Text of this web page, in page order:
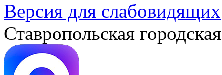
Версия для слабовидящих
Ставропольская